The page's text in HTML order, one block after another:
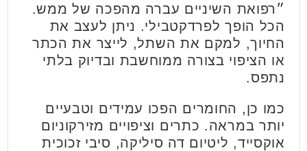
״רפואת השיניים עברה מהפכה של ממש.
הכל הופך לפרדקטבילי. ניתן לעצב את
החיוך, למקם את השתל, לייצר את הכתר
או הציפוי בצורה ממוחשבת ובדיוק בלתי
נתפס.
כמו כן, החומרים הפכו עמידים וטבעיים
יותר במראה. כתרים וציפויים מזירקוניום
אוקסייד, ליטיום דה סיליקה, סיבי זכוכית